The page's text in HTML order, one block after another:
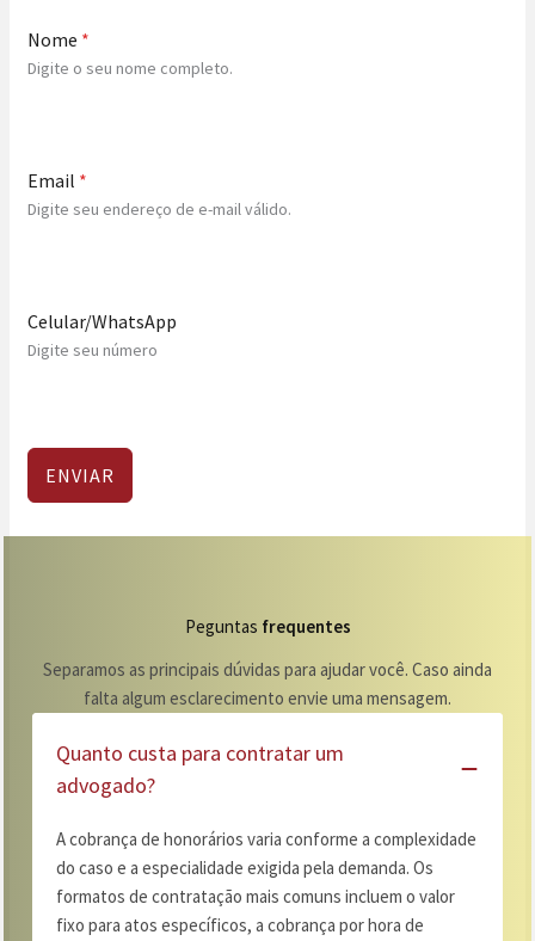
Nome *
Digite o seu nome completo.
Email *
Digite seu endereço de e-mail válido.
Celular/WhatsApp
Digite seu número
ENVIAR
Peguntas frequentes
Separamos as principais dúvidas para ajudar você. Caso ainda
falta algum esclarecimento envie uma mensagem.
Quanto custa para contratar um
advogado?
A cobrança de honorários varia conforme a complexidade
do caso e a especialidade exigida pela demanda. Os
formatos de contratação mais comuns incluem o valor
fixo para atos específicos, a cobrança por hora de